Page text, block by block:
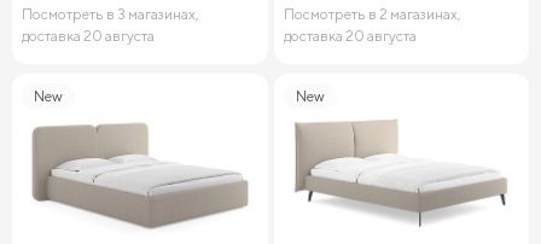
Посмотреть в 3 магазинах,
доставка 20 августа
Посмотреть в 2 магазинах,
доставка 20 августа
New New